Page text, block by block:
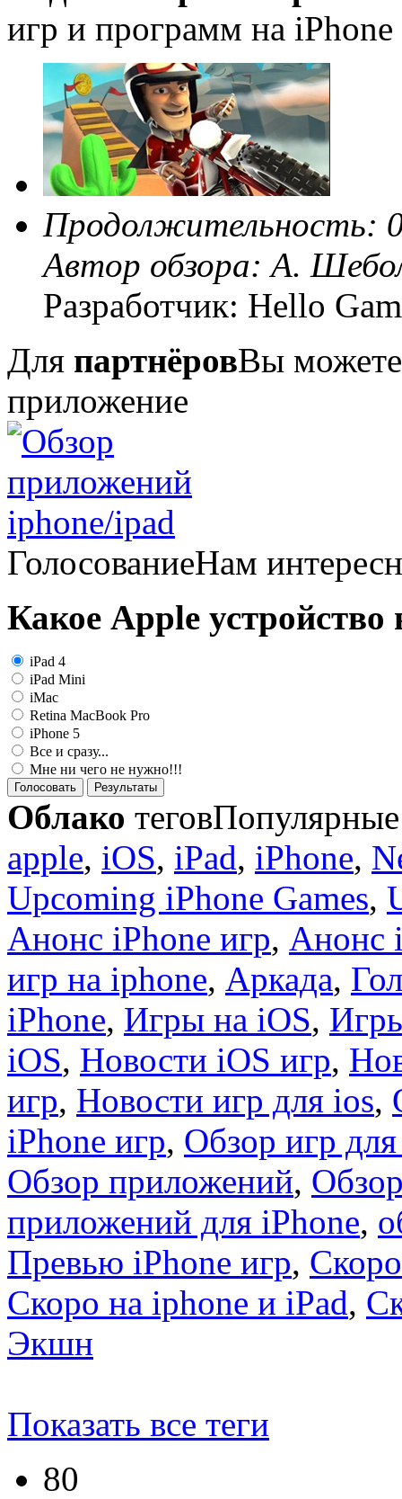
игр и программ на
Продолжительность:
Автор обзора:А.
Разработчик: Hello
Для партнёровВы можете
приложение
ГолосованиеНам
Какое Apple устройство
iPad 4
iPad Mini
iMac
Retina MacBook Pro
iPhone 5
Все и сразу...
Мне ни чего не нужно!!!
Голосовать Результаты
Облако теговПопулярные
apple, iOS, iPad, iPhone,
Upcoming iPhone Games,
Анонс iPhone игр, Анонс
игр на iphone, Аркада,
iPhone, Игры на iOS,
iOS, Новости iOS игр,
игр, Новости игр для ios,
iPhone игр, Обзор игр
Обзор приложений,
приложений для iPhone,
Превью iPhone игр,
Скоро на iphone и iPad,
Экшн
Показать все теги
80